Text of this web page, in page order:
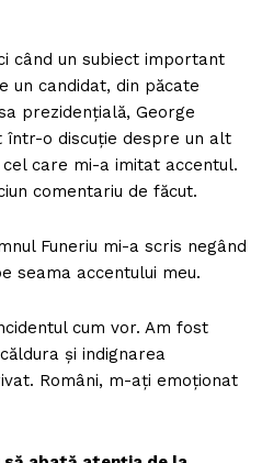
când un subiect important
un candidat, din păcate
prezidențială, George
într-o discuție despre un alt
cel care mi-a imitat accentul.
comentariu de făcut.
Funeriu mi-a scris negând
seama accentului meu.
cum vor. Am fost
și indignarea
Români, m-ați emoționat